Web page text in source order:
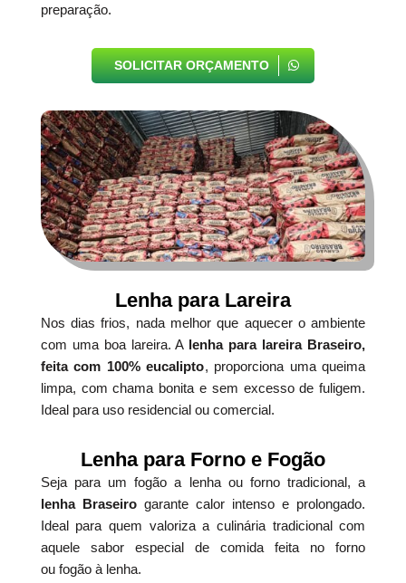
preparação.
SOLICITAR ORÇAMENTO
Lenha para Lareira
Nos dias frios, nada melhor que aquecer o ambiente
com uma boa lareira. A lenha para lareira Braseiro,
feita com 100% eucalipto, proporciona uma queima
limpa, com chama bonita e sem excesso de fuligem.
Ideal para uso residencial ou comercial.
Lenha para Forno e Fogão
Seja para um fogão a lenha ou forno tradicional, a
lenha Braseirogarante calor intenso e prolongado.
Ideal para quem valoriza a culinária tradicional com
aquele sabor especial de comida feita no forno
ou fogão à lenha.